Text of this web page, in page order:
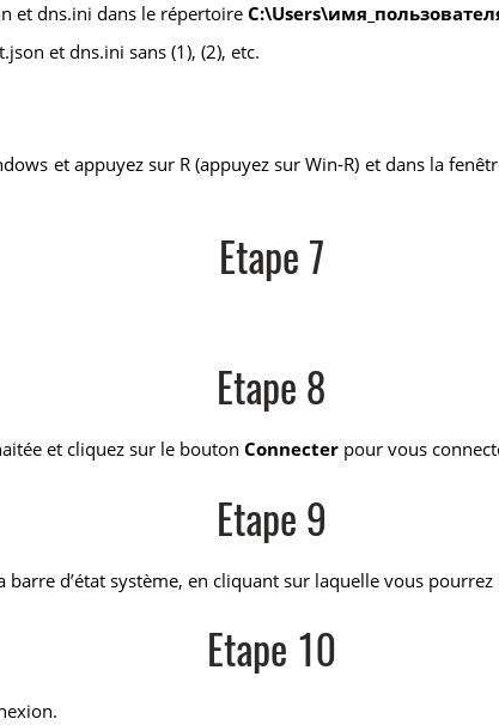
et dns.ini dans le répertoire
et dns.ini sans (1), (2), etc.
et appuyez sur R (appuyez sur Win-R) et dans la
Etape 7
Etape 8
et cliquez sur le boutonConnecter pour vous
Etape 9
d’état système, en cliquant sur laquelle vous
Etape 10